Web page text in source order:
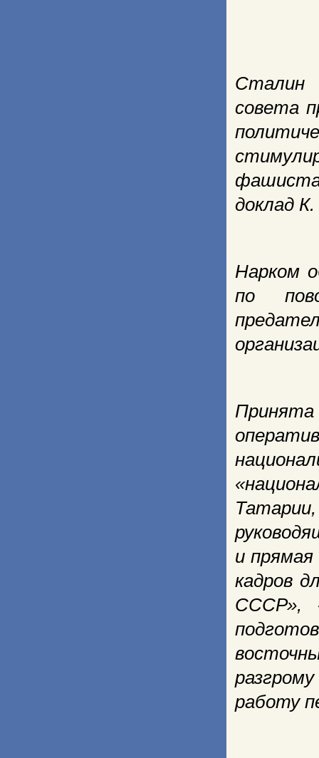
Сталин
совета
доклад
Нарком
по
и
кадров
СССР»,
работу